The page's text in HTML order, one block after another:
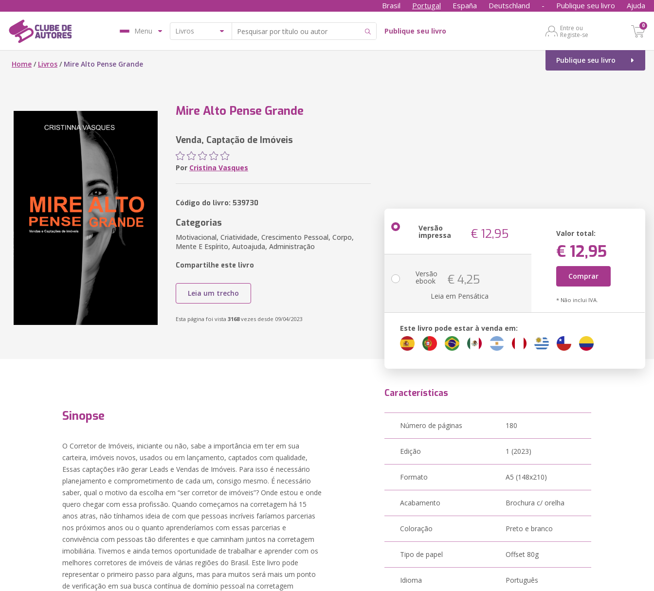
Brasil Portugal España Deutschland - Publique seu livro Ajuda
Menu Publique seu livro
Entre ou
Registe-se
0
Publique seu livro
Home / Livros / Mire Alto Pense Grande
Mire Alto Pense Grande
Venda, Captação de Imóveis
Por Cristina Vasques
Código do livro: 539730
Categorias
Motivacional, Criatividade, Crescimento Pessoal, Corpo,
Mente E Espírito, Autoajuda, Administração
Compartilhe este livro
Leia um trecho
Esta página foi vista 3168vezes desde 09/04/2023
Versão
impressa € 12,95 Valor total:
€ 12,95
Comprar
* Não inclui IVA.
Versão
ebook € 4,25
Leia em Pensática
Este livro pode estar à venda em:
Sinopse
O Corretor de Imóveis, iniciante ou não, sabe a importância em ter em sua
carteira, imóveis novos, usados ou em lançamento, captados com qualidade,
Essas captações irão gerar Leads e Vendas de Imóveis. Para isso é necessário
planejamento e comprometimento de cada um, consigo mesmo. É necessário
saber, qual o motivo da escolha em “ser corretor de imóveis”? Onde estou e onde
quero chegar com essa profissão. Quando começamos na corretagem há 15
anos atras, não tínhamos ideia de com que pessoas incríveis faríamos parcerias
nos próximos anos ou o quanto aprenderíamos com essas parcerias e
convivência com pessoas tão diferentes e que caminham juntos na corretagem
imobiliária. Tivemos e ainda temos oportunidade de trabalhar e aprender com os
melhores corretores de imóveis de várias regiões do Brasil. Este livro pode
representar o primeiro passo para alguns, mas para muitos será mais um ponto
de verificação em sua busca contínua de domínio pessoal na corretagem
Características
Número de páginas 180
Edição 1 (2023)
Formato A5 (148x210)
Acabamento Brochura c/ orelha
Coloração Preto e branco
Tipo de papel Offset 80g
Idioma Português